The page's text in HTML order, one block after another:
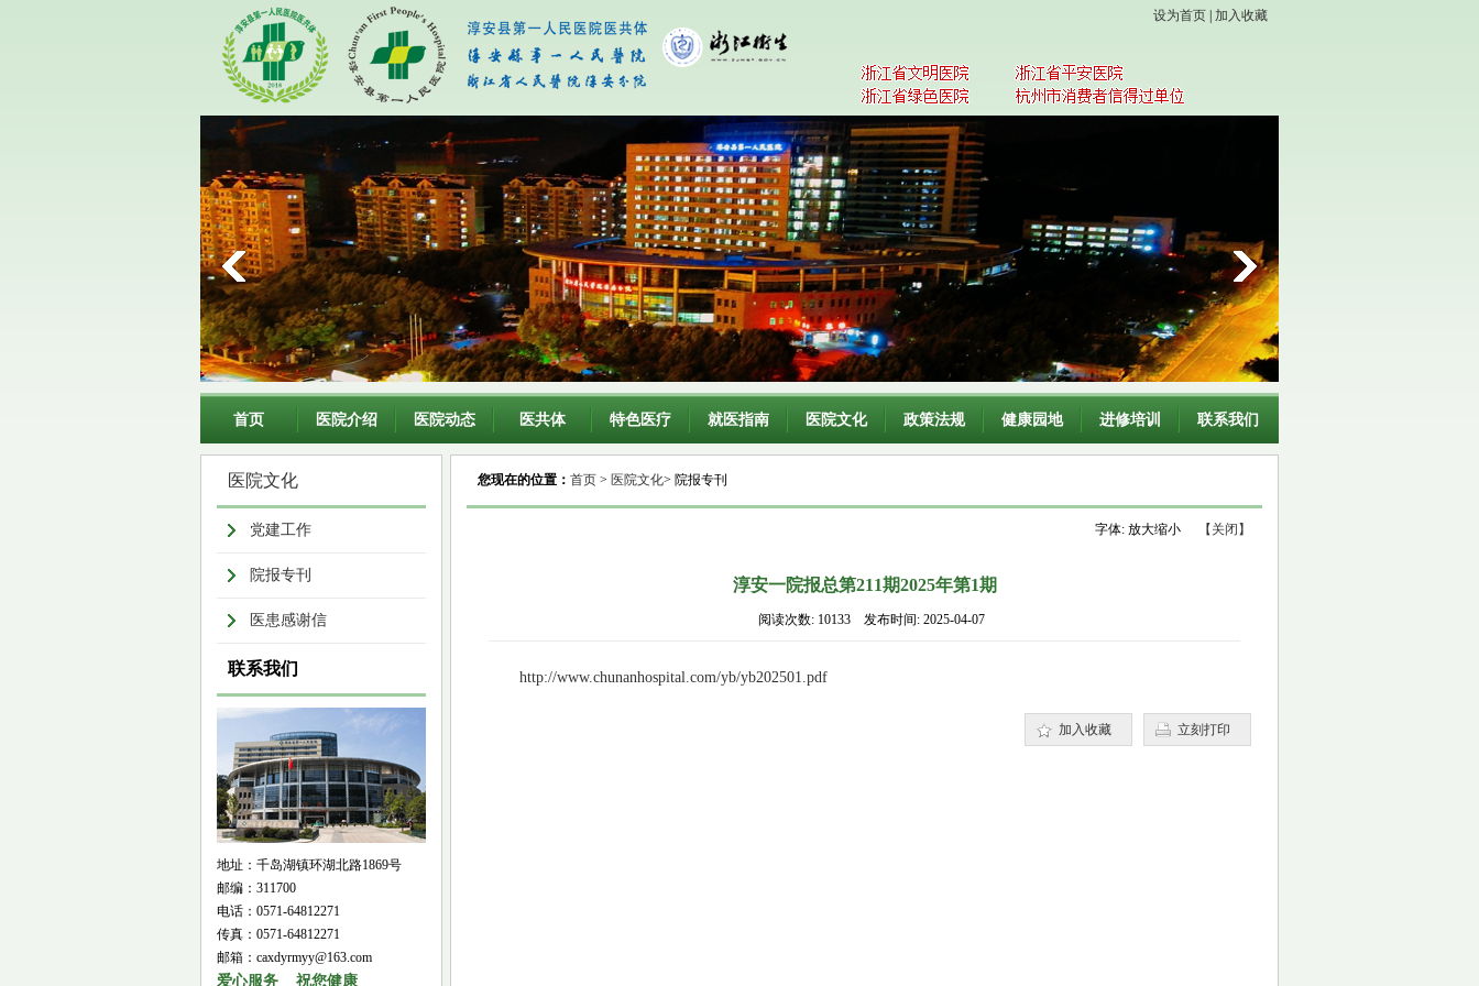
设为首页 加入收藏
首页 医院介绍 医院动态 医共体 特色医疗 就医指南 医院文化 政策法规 健康园地 进修培训 联系我们
医院文化
党建工作
院报专刊
医患感谢信
联系我们
地址：千岛湖镇环湖北路1869号
邮编：311700
电话：0571-64812271
传真：0571-64812271
邮箱：caxdyrmyy@163.com
爱心服务 祝您健康
您现在的位置： 首页 > 医院文化> 院报专刊
【关闭】
字体: 放大缩小
淳安一院报总第211期2025年第1期
阅读次数: 10133 发布时间: 2025-04-07
http://www.chunanhospital.com/yb/yb202501.pdf
立刻打印
加入收藏